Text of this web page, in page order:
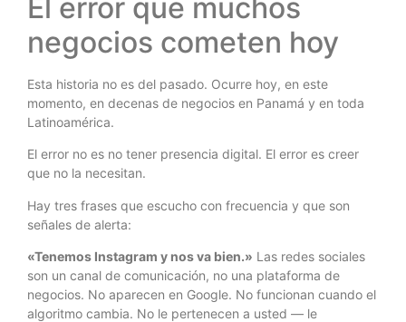
El error que muchos
negocios cometen hoy
Esta historia no es del pasado. Ocurre hoy, en este
momento, en decenas de negocios en Panamá y en toda
Latinoamérica.
El error no es no tener presencia digital. El error es creer
que no la necesitan.
Hay tres frases que escucho con frecuencia y que son
señales de alerta:
«Tenemos Instagram y nos va bien.» Las redes sociales
son un canal de comunicación, no una plataforma de
negocios. No aparecen en Google. No funcionan cuando el
algoritmo cambia. No le pertenecen a usted — le